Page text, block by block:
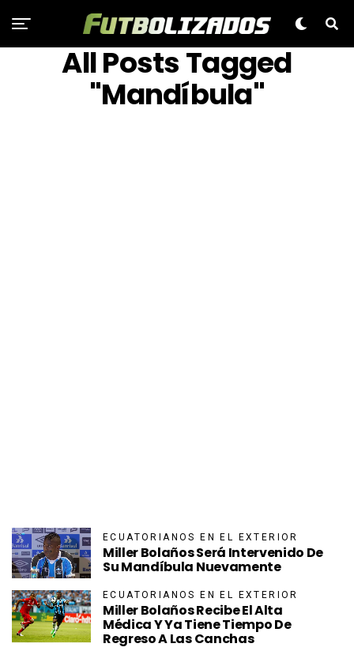
All Posts Tagged
"Mandíbula"
ECUATORIANOS EN EL EXTERIOR
Miller Bolaños Será Intervenido De
Su Mandíbula Nuevamente
ECUATORIANOS EN EL EXTERIOR
Miller Bolaños Recibe El Alta
Médica Y Ya Tiene Tiempo De
Regreso A Las Canchas